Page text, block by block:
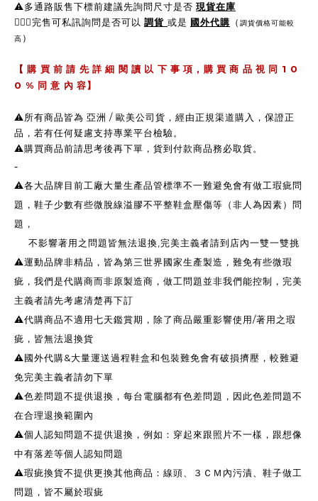
⚠️多通路販售下標前建議先詢問尺寸是否 現貨在庫
🙋🏼‍♀完售可私訊詢問是否可以 調貨 或是 國外代購 （ 調貨價格可能較
高 ）
【 購 買 前 請 先 詳 細 閱 讀 以 下 事 項 , 購 買 商 品 視 同 1 0
0 % 同 意 內 容】
⚠️所有商品皆為 亞洲 / 歐美公司貨，經由正規渠道購入，保證正
品，若有任何疑慮支持專業平台檢驗。
⚠️購買商品前請思考後再下單，貨到付款商品務必取貨。
-
⚠️各大品牌目前工廠大量生產品管標準不一難避免會有做工瑕疵問
題，鞋子少數有些微脫線溢膠不平整鞋盒壓傷等（非人為因素）問
題，
不影響著用之問題皆無法退換,完美主義者請到店內一雙一雙挑
⚠️運動品牌非精品，皆為第三世界國家生產製造，難免有些微瑕
疵，我們是代購商而非原製造商，做工問題並非我們能控制，完美
主義者請先考慮清楚再下訂
⚠️代購商品不適用七天鑑賞期，除了商品嚴重影響使用/著用之瑕
疵，皆無法退換貨
⚠️國外代購&大量運送過程鞋盒和包裝難免會有破損擠壓，較難避
免完美主義者請勿下單
⚠️色差問題不提供退換，每台電腦都有色差問題，因此色差問題不
在合理退換範圍內
⚠️個人認知問題不提供退換，例如：穿起來跟照片不一樣，跟想像
中有落差等個人認知問題
⚠️瑕疵換貨不提供更換其他商品：線頭、３ＣＭ內污漬、鞋子做工
問題，皆不屬於瑕疵